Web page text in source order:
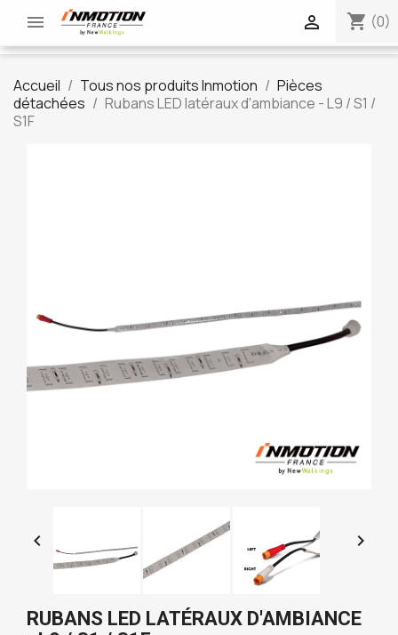
 shopping_cart (0)

Accueil Tous nos produits Inmotion
Pièces
détachées
Rubans LED latéraux d'ambiance - L9 / S1 /
S1F
 
RUBANS LED LATÉRAUX D'AMBIANCE